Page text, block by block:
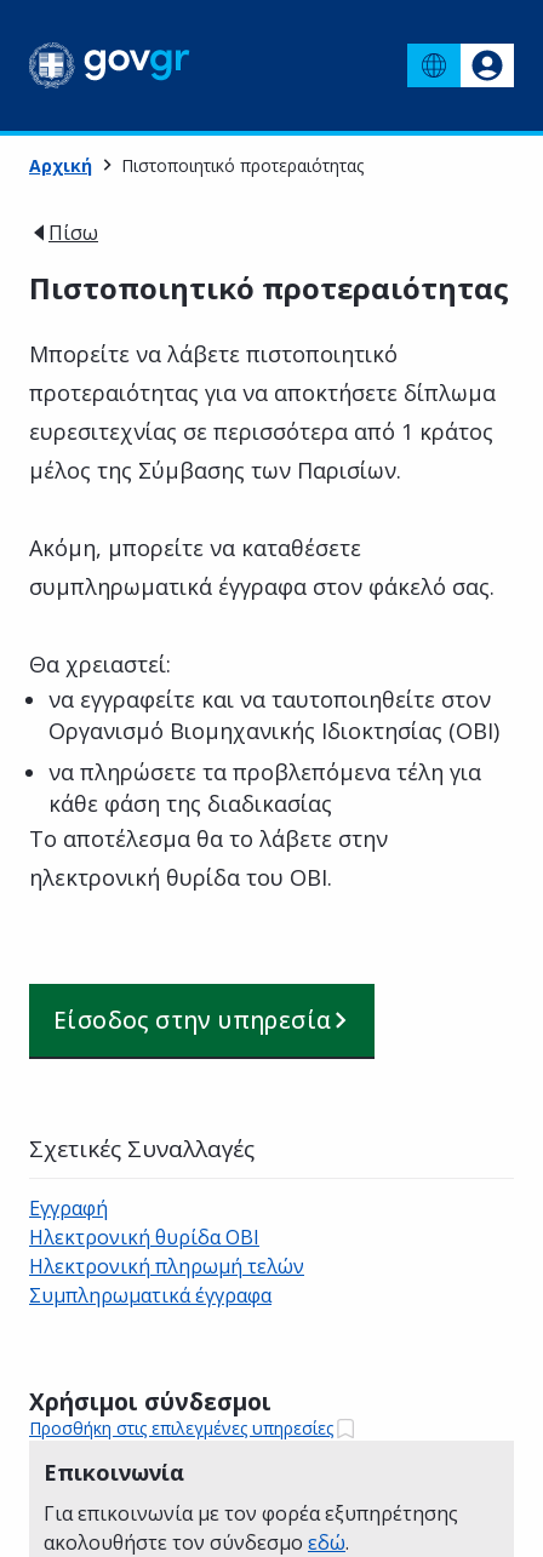
Αρχική Πιστοποιητικό προτεραιότητας
Πίσω
Πιστοποιητικό προτεραιότητας
Μπορείτε να λάβετε πιστοποιητικό
προτεραιότητας για να αποκτήσετε δίπλωμα
ευρεσιτεχνίας σε περισσότερα από 1 κράτος
μέλος της Σύμβασης των Παρισίων.
Ακόμη, μπορείτε να καταθέσετε
συμπληρωματικά έγγραφα στον φάκελό σας.
Θα χρειαστεί:
να εγγραφείτε και να ταυτοποιηθείτε στον
Οργανισμό Βιομηχανικής Ιδιοκτησίας (ΟΒΙ)
να πληρώσετε τα προβλεπόμενα τέλη για
κάθε φάση της διαδικασίας
Το αποτέλεσμα θα το λάβετε στην
ηλεκτρονική θυρίδα του ΟΒΙ.
Είσοδος στην υπηρεσία
Χρήσιμοι σύνδεσμοι
Προσθήκη στις επιλεγμένες υπηρεσίες
Επικοινωνία
Για επικοινωνία με τον φορέα εξυπηρέτησης
ακολουθήστε τον σύνδεσμο εδώ.
Σχετικές Συναλλαγές
Εγγραφή
Ηλεκτρονική θυρίδα ΟΒΙ
Ηλεκτρονική πληρωμή τελών
Συμπληρωματικά έγγραφα